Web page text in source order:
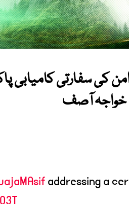
کی سفارتی
خواجہ آصف
addressing a